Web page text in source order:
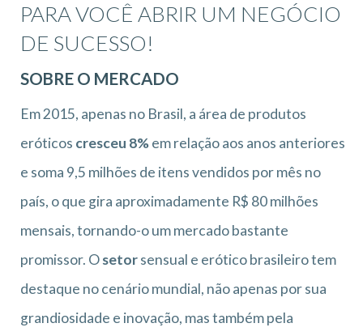
PARA VOCÊ ABRIR UM NEGÓCIO
DE SUCESSO!
SOBRE O MERCADO
Em 2015, apenas no Brasil, a área de produtos
eróticos cresceu 8%em relação aos anos anteriores
e soma 9,5 milhões de itens vendidos por mês no
país, o que gira aproximadamente R$ 80 milhões
mensais, tornando-o um mercado bastante
promissor. Osetorsensual e erótico brasileiro tem
destaque no cenário mundial, não apenas por sua
grandiosidade e inovação, mas também pela